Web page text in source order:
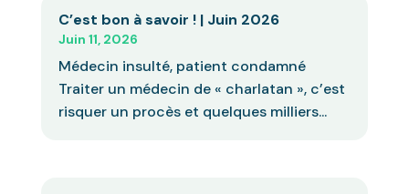
C’est bon à savoir ! | Juin 2026
Juin 11, 2026
Médecin insulté, patient condamné
Traiter un médecin de « charlatan », c’est
risquer un procès et quelques milliers...